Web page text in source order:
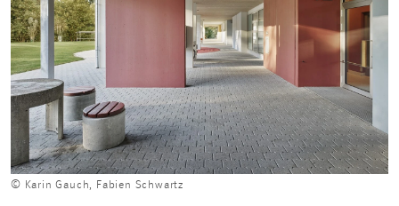
© Karin Gauch, Fabien Schwartz